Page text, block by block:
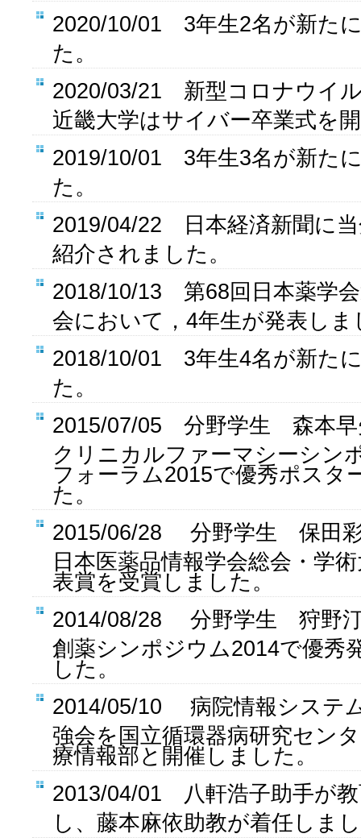
2020/10/01 3年生2名が新た
た。
2020/03/21 新型コロナウイ
近畿大学はサイバー卒業式を
2019/10/01 3年生3名が新た
た。
2019/04/22 日本経済新聞に
紹介されました。
2018/10/13 第68回日本薬学
会において，4年生が発表しま
2018/10/01 3年生4名が新た
た。
2015/07/05 分野学生 森本早
クリニカルファーマシーシン
フォーラム2015で優秀ポスタ
た。
2015/06/28 分野学生 保田彩
日本医薬品情報学会総会・学
表賞を受賞しました。
2014/08/28 分野学生 狩野汀
創薬シンポジウム2014で優秀
した。
2014/05/10 病院情報システ
強会を国立循環器病研究セン
療情報部と開催しました。
2013/04/01 八軒浩子助手が
し、藤本麻依助教が着任しま